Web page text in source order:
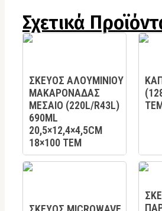
Σχετικά
ΣΚΕΥΟΣ ΑΛΟΥΜΙΝΙΟΥ
ΜΑΚΑΡΟΝΑΔΑΣ
ΜΕΣΑΙΟ (220L/R43L)
690ML
20,5×12,4×4,5CM
18×100 ΤΕΜ